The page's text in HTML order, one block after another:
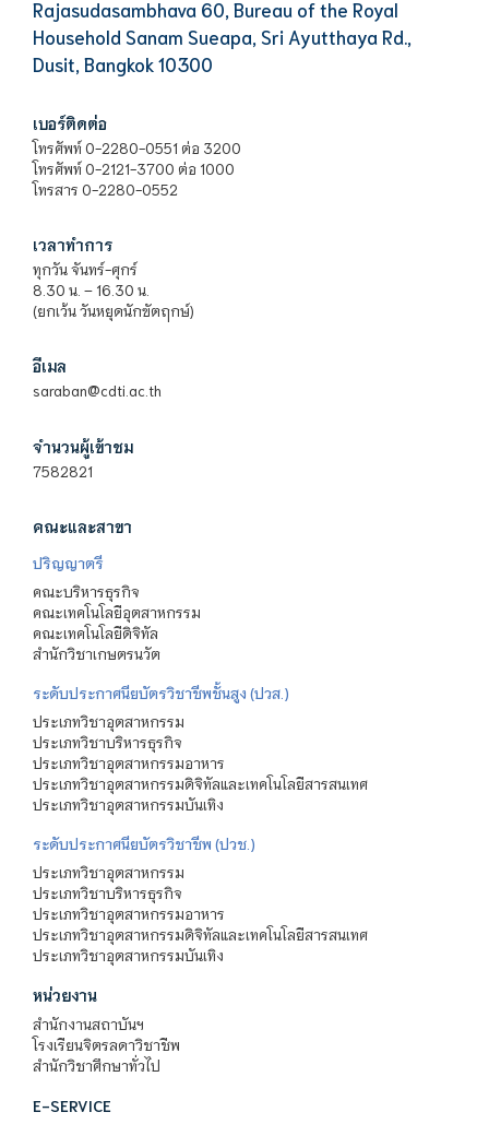
Rajasudasambhava 60, Bureau of the Royal
Household Sanam Sueapa, Sri Ayutthaya Rd.,
Dusit, Bangkok 10300
เบอร์ติดต่อ
โทรศัพท์ 0-2280-0551 ต่อ 3200
โทรศัพท์ 0-2121-3700 ต่อ 1000
โทรสาร 0-2280-0552
เวลาทำการ
ทุกวัน จันทร์-ศุกร์
8.30 น. – 16.30 น.
(ยกเว้น วันหยุดนักขัตฤกษ์)
อีเมล
saraban@cdti.ac.th
จำนวนผู้เข้าชม
7582821
คณะและสาขา
ปริญญาตรี
คณะบริหารธุรกิจ
คณะเทคโนโลยีอุตสาหกรรม
คณะเทคโนโลยีดิจิทัล
สำนักวิชาเกษตรนวัต
ระดับประกาศนียบัตรวิชาชีพชั้นสูง (ปวส.)
ประเภทวิชาอุตสาหกรรม
ประเภทวิชาบริหารธุรกิจ
ประเภทวิชาอุตสาหกรรมอาหาร
ประเภทวิชาอุตสาหกรรมดิจิทัลและเทคโนโลยีสารสนเทศ
ประเภทวิชาอุตสาหกรรมบันเทิง
ระดับประกาศนียบัตรวิชาชีพ (ปวช.)
ประเภทวิชาอุตสาหกรรม
ประเภทวิชาบริหารธุรกิจ
ประเภทวิชาอุตสาหกรรมอาหาร
ประเภทวิชาอุตสาหกรรมดิจิทัลและเทคโนโลยีสารสนเทศ
ประเภทวิชาอุตสาหกรรมบันเทิง
หน่วยงาน
สำนักงานสถาบันฯ
โรงเรียนจิตรลดาวิชาชีพ
สำนักวิชาศึกษาทั่วไป
E-SERVICE